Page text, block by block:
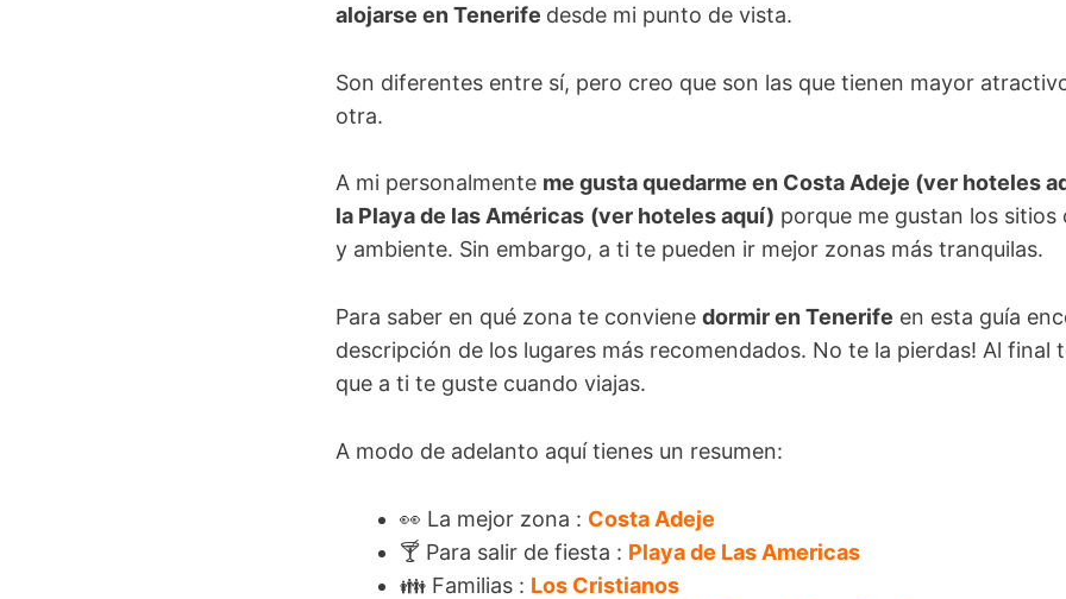
alojarse en Tenerife desde mi punto de vista.
Son diferentes entre sí, pero creo que son las que tienen mayor
otra.
A mi personalmente me gusta quedarme en Costa Adeje (ver hoteles
la Playa de las Américas (ver hoteles aquí) porque me gustan los sitios
y ambiente. Sin embargo, a ti te pueden ir mejor zonas más tranquilas.
Para saber en qué zona te conviene dormir en Tenerife en esta guía
descripción de los lugares más recomendados. No te la pierdas! Al final
que a ti te guste cuando viajas.
A modo de adelanto aquí tienes un resumen:
👀 La mejor zona : Costa Adeje
🍸 Para salir de fiesta : Playa de Las Americas
👪 Familias : Los Cristianos